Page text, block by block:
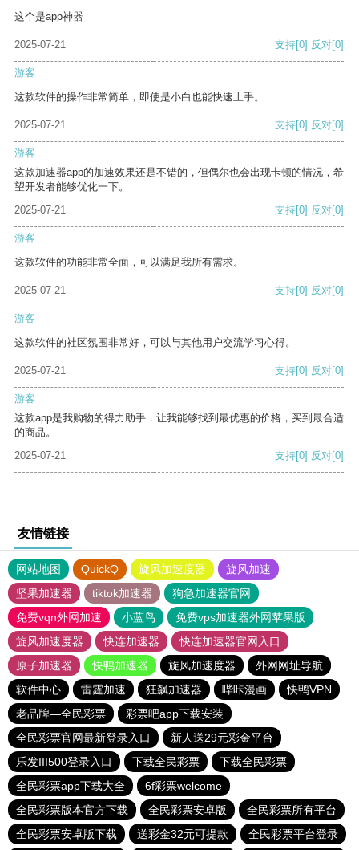
这个是app神器
2025-07-21 支持[0] 反对[0]
游客
这款软件的操作非常简单，即使是小白也能快速上手。
2025-07-21 支持[0] 反对[0]
游客
这款加速器app的加速效果还是不错的，但偶尔也会出现卡顿的情况，希
望开发者能够优化一下。
2025-07-21
支持[0] 反对[0]
游客
这款软件的功能非常全面，可以满足我所有需求。
2025-07-21 支持[0] 反对[0]
游客
这款软件的社区氛围非常好，可以与其他用户交流学习心得。
2025-07-21 支持[0] 反对[0]
游客
这款app是我购物的得力助手，让我能够找到最优惠的价格，买到最合适
的商品。
2025-07-21
支持[0] 反对[0]
友情链接
网站地图 QuickQ 旋风加速度器
旋风加速
坚果加速器
tiktok加速器
狗急加速器官网
免费vqn外网加速
小蓝鸟
免费vps加速器外网苹果版
旋风加速度器
快连加速器
快连加速器官网入口
原子加速器
快鸭加速器 旋风加速度器
外网网址导航
软件中心
雷霆加速 狂飙加速器 哔咔漫画
快鸭VPN
老品牌—全民彩票
彩票吧app下载安装
全民彩票官网最新登录入口
新人送29元彩金平台
乐发III500登录入口
下载全民彩票
下载全民彩票
全民彩票app下载大全
6f彩票welcome
全民彩票版本官方下载
全民彩票安卓版
全民彩票所有平台
全民彩票安卓版下载
送彩金32元可提款 全民彩票平台登录